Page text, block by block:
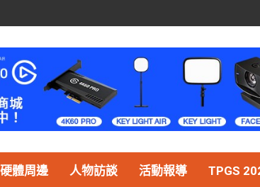
硬體周邊 人物訪談 活動報導 TPGS